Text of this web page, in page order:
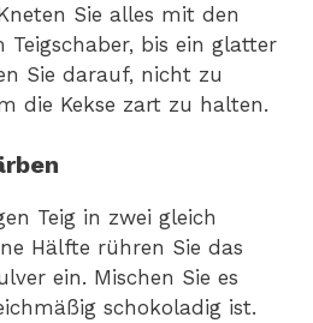
Sie alles mit den
Teigschaber, bis ein glatter
Sie darauf, nicht zu
die Kekse zart zu halten.
Teig in zwei gleich
Hälfte rühren Sie das
ein. Mischen Sie es
schokoladig ist.